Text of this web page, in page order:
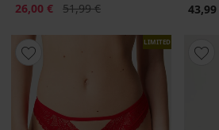
Popust
26,00 € Prvobitna cijena
51,99 €
LIMITED